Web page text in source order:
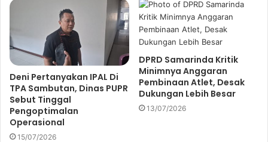
m
d
d
r
e
s
Deni Pertanyakan IPAL Di
TPA Sambutan, Dinas PUPR
Sebut Tinggal
Pengoptimalan
Operasional
15/07/2026
DPRD Samarinda Kritik
Minimnya Anggaran
Pembinaan Atlet, Desak
Dukungan Lebih Besar
13/07/2026